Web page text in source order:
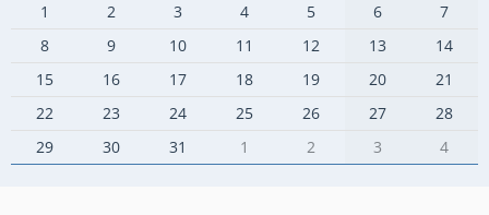
1
2 3 4 5 6
7
8
9 10 11 12 13
14
15
16 17 18 19 20
21
22
23 24 25 26 27
28
29
30 31 1 2 3 4